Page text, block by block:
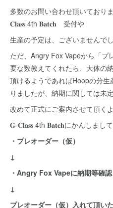
多数のお問い合わせ頂いており
𝐂𝐥𝐚𝐬𝐬 4th 𝐁𝐚𝐭𝐜𝐡 受付や
生産の予定は、ございませんで
ただ、Angry Fox Vapeから「プ
要な数教えてくれたら、大体の
頂けるようであればHoopの分
りましたが、納期に関しては未
改めて正式にご案内させて頂く
𝐆-𝐂𝐥𝐚𝐬𝐬 4th 𝐁𝐚𝐭𝐜𝐡にかんしまして
・プレオーダー（仮）
↓
・Angry Fox Vapeに納期等確認
↓
プレオーダー（仮）入れて頂い